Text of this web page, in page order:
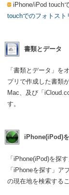
iPhone/iPod touch
touchでのフォトスト
書類とデータ
「書類とデータ」を
プリで作成した書類
Mac、及び「
す。
iPhone(iPod)
「iPhone(iPod)を探
「iPhoneを探す」
の現在地を検索する